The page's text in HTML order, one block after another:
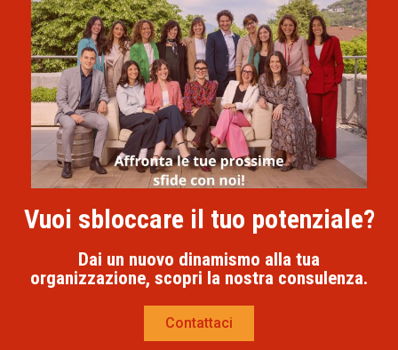
Vuoi sbloccare il tuo potenziale?
Dai un nuovo dinamismo alla tua
organizzazione, scopri la nostra consulenza.
Contattaci